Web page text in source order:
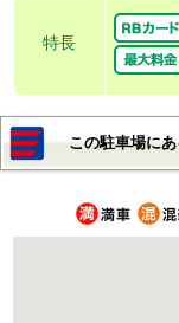
特長
この駐車場に